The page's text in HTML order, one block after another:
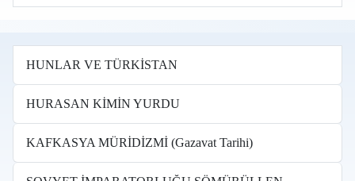
HUNLAR VE TÜRKİSTAN
HURASAN KİMİN YURDU
KAFKASYA MÜRİDİZMİ (Gazavat Tarihi)